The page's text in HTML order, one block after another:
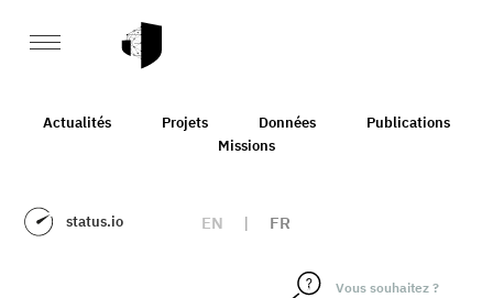
Actualités Projets Données
Publications
Missions
status.io EN | FR